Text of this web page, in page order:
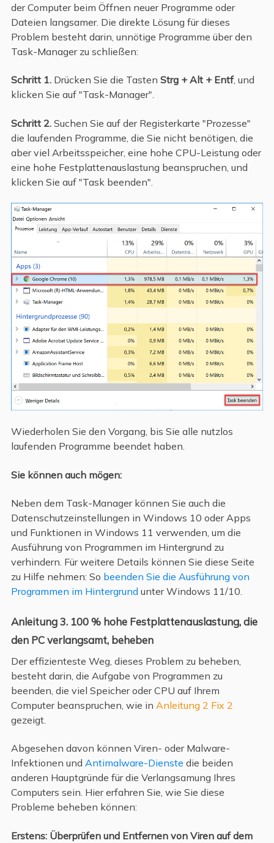
der Computer beim Öffnen neuer Programme oder
Dateien langsamer. Die direkte Lösung für dieses
Problem besteht darin, unnötige Programme über den
Task-Manager zu schließen:
Schritt 1. Drücken Sie die Tasten Strg + Alt + Entf, und
klicken Sie auf "Task-Manager".
Schritt 2. Suchen Sie auf der Registerkarte "Prozesse"
die laufenden Programme, die Sie nicht benötigen, die
aber viel Arbeitsspeicher, eine hohe CPU-Leistung oder
eine hohe Festplattenauslastung beanspruchen, und
klicken Sie auf "Task beenden".
Wiederholen Sie den Vorgang, bis Sie alle nutzlos
laufenden Programme beendet haben.
Sie können auch mögen:
Neben dem Task-Manager können Sie auch die
Datenschutzeinstellungen in Windows 10 oder Apps
und Funktionen in Windows 11 verwenden, um die
Ausführung von Programmen im Hintergrund zu
verhindern. Für weitere Details können Sie diese Seite
zu Hilfe nehmen: So beenden Sie die Ausführung von
Programmen im Hintergrund unter Windows 11/10.
Anleitung 3. 100 % hohe Festplattenauslastung, die
den PC verlangsamt, beheben
Der effizienteste Weg, dieses Problem zu beheben,
besteht darin, die Aufgabe von Programmen zu
beenden, die viel Speicher oder CPU auf Ihrem
Computer beanspruchen, wie in Anleitung 2 Fix 2
gezeigt.
Abgesehen davon können Viren- oder Malware-
Infektionen und Antimalware-Dienste die beiden
anderen Hauptgründe für die Verlangsamung Ihres
Computers sein. Hier erfahren Sie, wie Sie diese
Probleme beheben können:
Erstens: Überprüfen und Entfernen von Viren auf dem